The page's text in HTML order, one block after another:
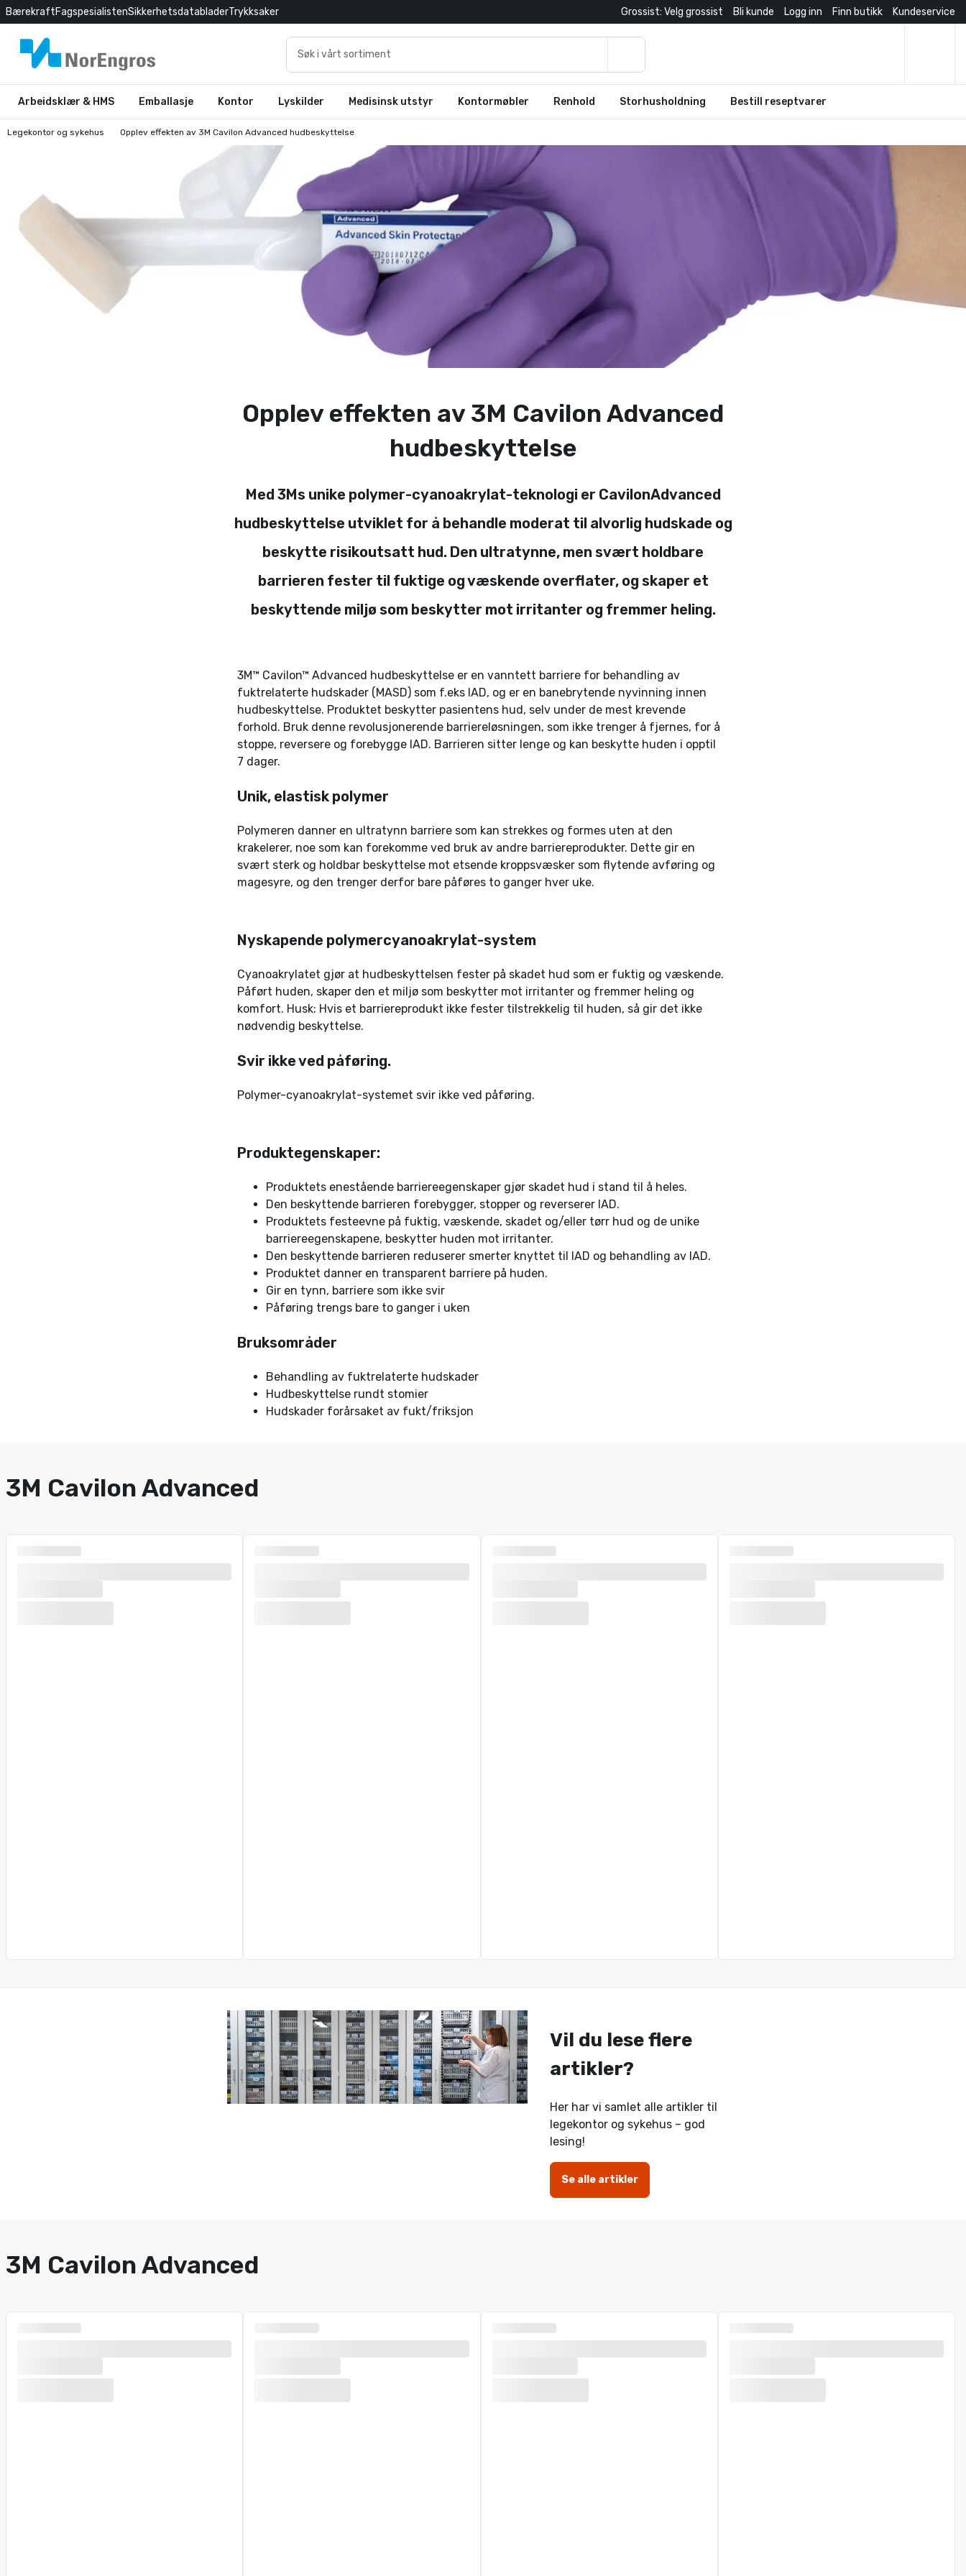
BærekraftFagspesialistenSikkerhetsdatabladerTrykksaker Grossist: Velg grossist Bli kunde Logg inn Finn butikk Kundeservice
Arbeidsklær & HMS Emballasje Kontor Lyskilder Medisinsk utstyr Kontormøbler Renhold Storhusholdning Bestill reseptvarer
Legekontor og sykehus Opplev effekten av 3M Cavilon Advanced hudbeskyttelse
Opplev effekten av 3M Cavilon Advanced
hudbeskyttelse
Med 3Ms unike polymer-cyanoakrylat-teknologi er CavilonAdvanced
hudbeskyttelse utviklet for å behandle moderat til alvorlig hudskade og
beskytte risikoutsatt hud. Den ultratynne, men svært holdbare
barrieren fester til fuktige og væskende overflater, og skaper et
beskyttende miljø som beskytter mot irritanter og fremmer heling.
3M™ Cavilon™ Advanced hudbeskyttelse er en vanntett barriere for behandling av
fuktrelaterte hudskader (MASD) som f.eks IAD, og er en banebrytende nyvinning innen
hudbeskyttelse. Produktet beskytter pasientens hud, selv under de mest krevende
forhold. Bruk denne revolusjonerende barriereløsningen, som ikke trenger å fjernes, for å
stoppe, reversere og forebygge IAD. Barrieren sitter lenge og kan beskytte huden i opptil
7 dager.
Unik, elastisk polymer
Polymeren danner en ultratynn barriere som kan strekkes og formes uten at den
krakelerer, noe som kan forekomme ved bruk av andre barriereprodukter. Dette gir en
svært sterk og holdbar beskyttelse mot etsende kroppsvæsker som flytende avføring og
magesyre, og den trenger derfor bare påføres to ganger hver uke.
Nyskapende polymercyanoakrylat-system
Cyanoakrylatet gjør at hudbeskyttelsen fester på skadet hud som er fuktig og væskende.
Påført huden, skaper den et miljø som beskytter mot irritanter og fremmer heling og
komfort. Husk: Hvis et barriereprodukt ikke fester tilstrekkelig til huden, så gir det ikke
nødvendig beskyttelse.
Svir ikke ved påføring.
Polymer-cyanoakrylat-systemet svir ikke ved påføring.
Produktegenskaper:
Produktets enestående barriereegenskaper gjør skadet hud i stand til å heles.
Den beskyttende barrieren forebygger, stopper og reverserer IAD.
Produktets festeevne på fuktig, væskende, skadet og/eller tørr hud og de unike
barriereegenskapene, beskytter huden mot irritanter.
Den beskyttende barrieren reduserer smerter knyttet til IAD og behandling av IAD.
Produktet danner en transparent barriere på huden.
Gir en tynn, barriere som ikke svir
Påføring trengs bare to ganger i uken
Bruksområder
Behandling av fuktrelaterte hudskader
Hudbeskyttelse rundt stomier
Hudskader forårsaket av fukt/friksjon
3M Cavilon Advanced
Vil du lese flere
artikler?
Her har vi samlet alle artikler til
legekontor og sykehus – god
lesing!
Se alle artikler
3M Cavilon Advanced